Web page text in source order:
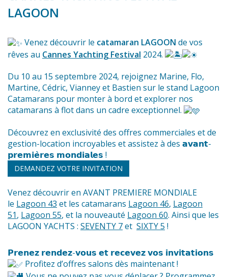
LAGOON
Venez découvrir le catamaran LAGOON de vos
rêves au Cannes Yachting Festival 2024.
Du 10 au 15 septembre 2024, rejoignez Marine, Flo,
Martine, Cédric, Vianney et Bastien sur le stand Lagoon
Catamarans pour monter à bord et explorer nos
catamarans à flot dans un cadre exceptionnel.
Découvrez en exclusivité des offres commerciales et de
gestion-location incroyables et assistez à des 𝗮𝘃𝗮𝗻𝘁-
𝗽𝗿𝗲𝗺𝗶𝗲̀𝗿𝗲𝘀 𝗺𝗼𝗻𝗱𝗶𝗮𝗹𝗲𝘀 !
DEMANDEZ VOTRE INVITATION
Venez découvrir en AVANT PREMIERE MONDIALE
le Lagoon 43 et les catamarans Lagoon 46, Lagoon
51, Lagoon 55, et la nouveauté Lagoon 60. Ainsi que les
LAGOON YACHTS : SEVENTY 7et SIXTY 5 !
𝗣𝗿𝗲𝗻𝗲𝘇 𝗿𝗲𝗻𝗱𝗲𝘇-𝘃𝗼𝘂𝘀 𝗲𝘁 𝗿𝗲𝗰𝗲𝘃𝗲𝘇 𝘃𝗼𝘀 𝗶𝗻𝘃𝗶𝘁𝗮𝘁𝗶𝗼𝗻𝘀
Profitez d’offres salons dès maintenant !